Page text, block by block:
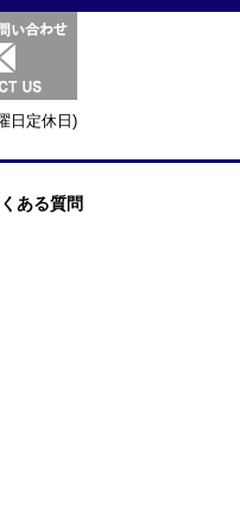
日定休日)
ある質問